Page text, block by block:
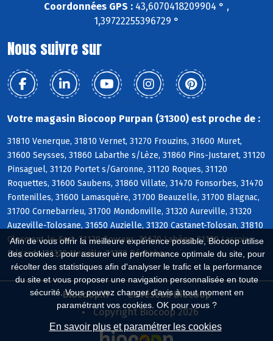
Afin de vous offrir la meilleure expérience possible, Biocoop utilise
des cookies : pour assurer une performance optimale du site, pour
récolter des statistiques afin d'analyser le trafic et la performance
du site et vous proposer une navigation personnalisée en toute
sécurité. Vous pouvez changer d'avis à tout moment en
paramétrant vos cookies. OK pour vous ?
En savoir plus et paramétrer les cookies
Coordonnées GPS : 43,6070418209904 ° ,
1,39722255396729 °
Nous suivre sur
Votre magasin Biocoop Purpan (31300) est proche de :
31810 Venerque, 31810 Vernet, 31270 Frouzins, 31600 Muret,
31600 Seysses, 31860 Labarthe s/Lèze, 31860 Pins-Justaret, 31120
Pinsaguel, 31120 Portet s/Garonne, 31120 Roques, 31120
Roquettes, 31600 Saubens, 31860 Villate, 31470 Fonsorbes, 31470
Fontenilles, 31600 Lamasquère, 31700 Beauzelle, 31700 Blagnac,
31700 Cornebarrieu, 31700 Mondonville, 31320 Aureville, 31320
Auzeville-Tolosane, 31650 Auzielle, 31320 Castanet-Tolosan, 31810
Clermont-le-Fort, 31120 Goyrans, 31670 Labège, 31120 Lacroix-
Falgarde, 31320 Mervilla, 31320 Péchabou
Biocoop.fr
Le réseau Biocoop
Copyright Biocoop 2026